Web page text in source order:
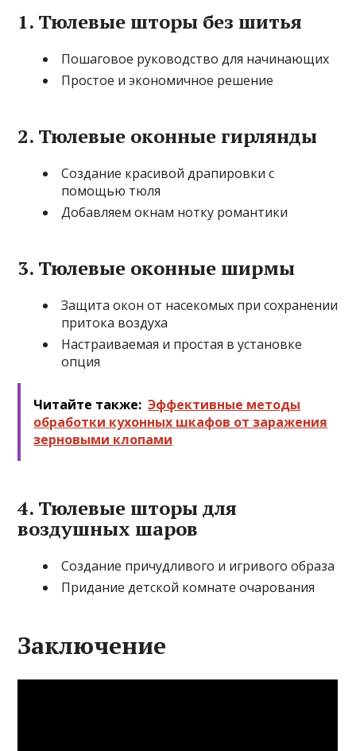
1. Тюлевые шторы без шитья
Пошаговое руководство для начинающих
Простое и экономичное решение
2. Тюлевые оконные гирлянды
Создание красивой драпировки с
помощью тюля
Добавляем окнам нотку романтики
3. Тюлевые оконные ширмы
Защита окон от насекомых при сохранении
притока воздуха
Настраиваемая и простая в установке
опция
Читайте также: Эффективные методы
обработки кухонных шкафов от заражения
зерновыми клопами
4. Тюлевые шторы для
воздушных шаров
Создание причудливого и игривого образа
Придание детской комнате очарования
Заключение